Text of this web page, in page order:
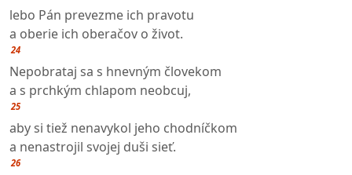
lebo Pán prevezme ich pravotu
a oberie ich oberačov o život.
24
Nepobrataj sa s hnevným človekom
a s prchkým chlapom neobcuj,
25
aby si tiež nenavykol jeho chodníčkom
a nenastrojil svojej duši sieť.
26